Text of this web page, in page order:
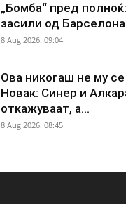
„Бомба“ пред
засили од
8 Aug 2026. 09:04
Ова никогаш не му
Новак: Синер и
откажуваат, а...
8 Aug 2026. 08:45